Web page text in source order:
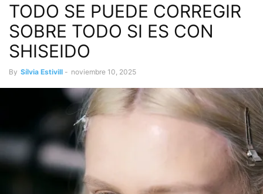
TODO SE PUEDE CORREGIR
SOBRE TODO SI ES CON
SHISEIDO
By Sílvia Estivill - noviembre 10, 2025